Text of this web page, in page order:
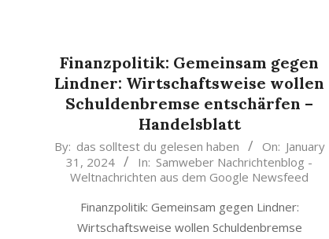
Finanzpolitik: Gemeinsam gegen
Lindner: Wirtschaftsweise wollen
Schuldenbremse entschärfen –
Handelsblatt
2024-
By: das solltest du gelesen haben On: January
31, 2024
In: Samweber Nachrichtenblog -
Weltnachrichten aus dem Google Newsfeed
Finanzpolitik: Gemeinsam gegen Lindner:
Wirtschaftsweise wollen Schuldenbremse